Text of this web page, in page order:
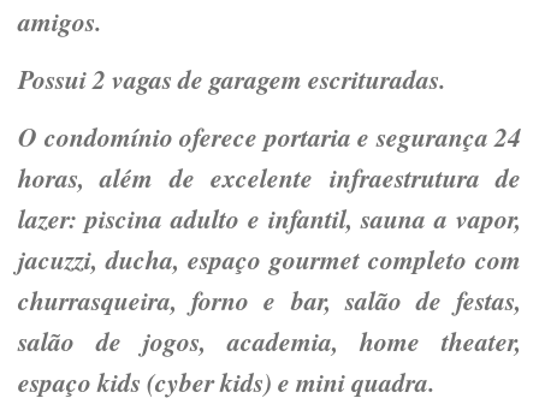
amigos.
Possui 2 vagas de garagem escrituradas.
O condomínio oferece portaria e segurança 24
horas, além de excelente infraestrutura de
lazer: piscina adulto e infantil, sauna a vapor,
jacuzzi, ducha, espaço gourmet completo com
churrasqueira, forno e bar, salão de festas,
salão de jogos, academia, home theater,
espaço kids (cyber kids) e mini quadra.